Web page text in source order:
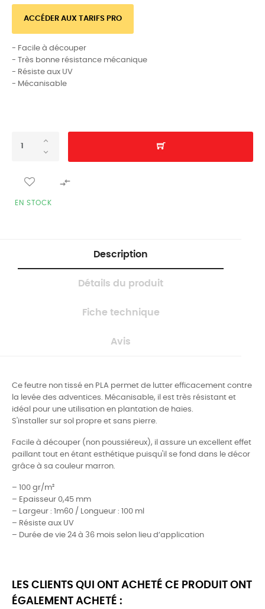
ACCÉDER AUX TARIFS PRO
- Facile à découper
- Très bonne résistance mécanique
- Résiste aux UV
- Mécanisable

EN STOCK
Description
Détails du produit
Fiche technique
Avis
Ce feutre non tissé en PLA permet de lutter efficacement contre
la levée des adventices. Mécanisable, il est très résistant et
idéal pour une utilisation en plantation de haies.
S'installer sur sol propre et sans pierre.
Facile à découper (non poussiéreux), il assure un excellent effet
paillant tout en étant esthétique puisqu'il se fond dans le décor
grâce à sa couleur marron.
– 100 gr/m²
– Epaisseur 0,45 mm
– Largeur : 1m60 / Longueur : 100 ml
– Résiste aux UV
– Durée de vie 24 à 36 mois selon lieu d’application
LES CLIENTS QUI ONT ACHETÉ CE PRODUIT ONT
ÉGALEMENT ACHETÉ :